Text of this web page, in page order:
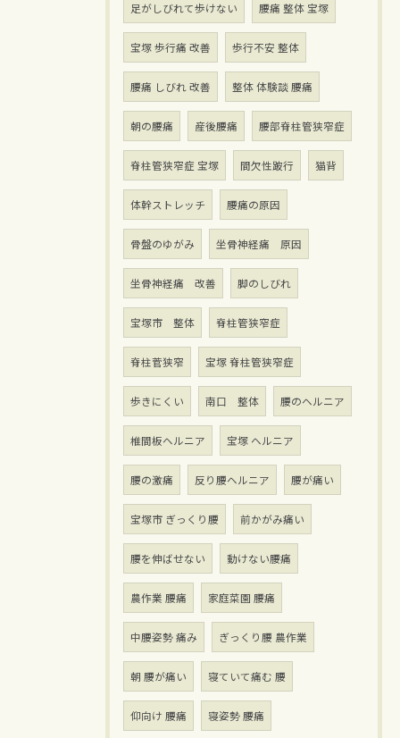
足がしびれて歩けない 腰痛 整体 宝塚
宝塚 歩行痛 改善 歩行不安 整体
腰痛 しびれ 改善 整体 体験談 腰痛
朝の腰痛 産後腰痛 腰部脊柱管狭窄症
脊柱管狭窄症 宝塚 間欠性跛行 猫背
体幹ストレッチ 腰痛の原因
骨盤のゆがみ 坐骨神経痛 原因
坐骨神経痛 改善 脚のしびれ
宝塚市 整体 脊柱管狭窄症
脊柱菅狭窄 宝塚 脊柱管狭窄症
歩きにくい 南口 整体 腰のヘルニア
椎間板ヘルニア 宝塚 ヘルニア
腰の激痛 反り腰ヘルニア 腰が痛い
宝塚市 ぎっくり腰 前かがみ痛い
腰を伸ばせない 動けない腰痛
農作業 腰痛 家庭菜園 腰痛
中腰姿勢 痛み ぎっくり腰 農作業
朝 腰が痛い 寝ていて痛む 腰
仰向け 腰痛 寝姿勢 腰痛